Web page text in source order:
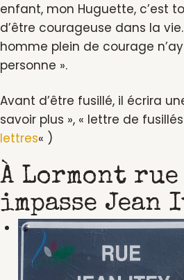
enfant, mon Huguette, c’est
d’être courageuse dans la
homme plein de courage
personne ».
Avant d’être fusillé, il écrira
savoir plus », « lettre de fusillés
lettres« )
À Lormont rue
impasse Jean